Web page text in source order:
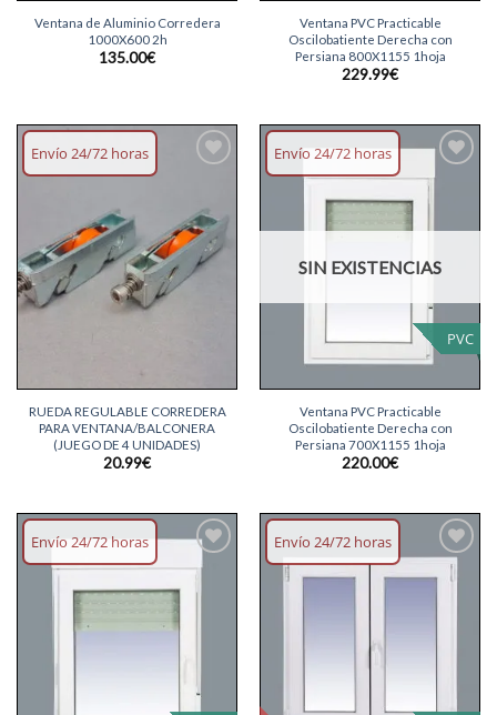
Ventana de Aluminio Corredera
1000X600 2h
135.00€
Ventana PVC Practicable
Oscilobatiente Derecha con
Persiana 800X1155 1hoja
229.99€
Envío 24/72 horas
deseos
RUEDA REGULABLE CORREDERA
PARA VENTANA/BALCONERA
(JUEGO DE 4 UNIDADES)
20.99€
Envío 24/72 horas
PVC
Añadir
SIN EXISTENCIAS
Ventana PVC Practicable
Oscilobatiente Derecha con
Persiana 700X1155 1hoja
220.00€
Envío 24/72 horas
Añadir
Envío 24/72 horas
Añadir
lista